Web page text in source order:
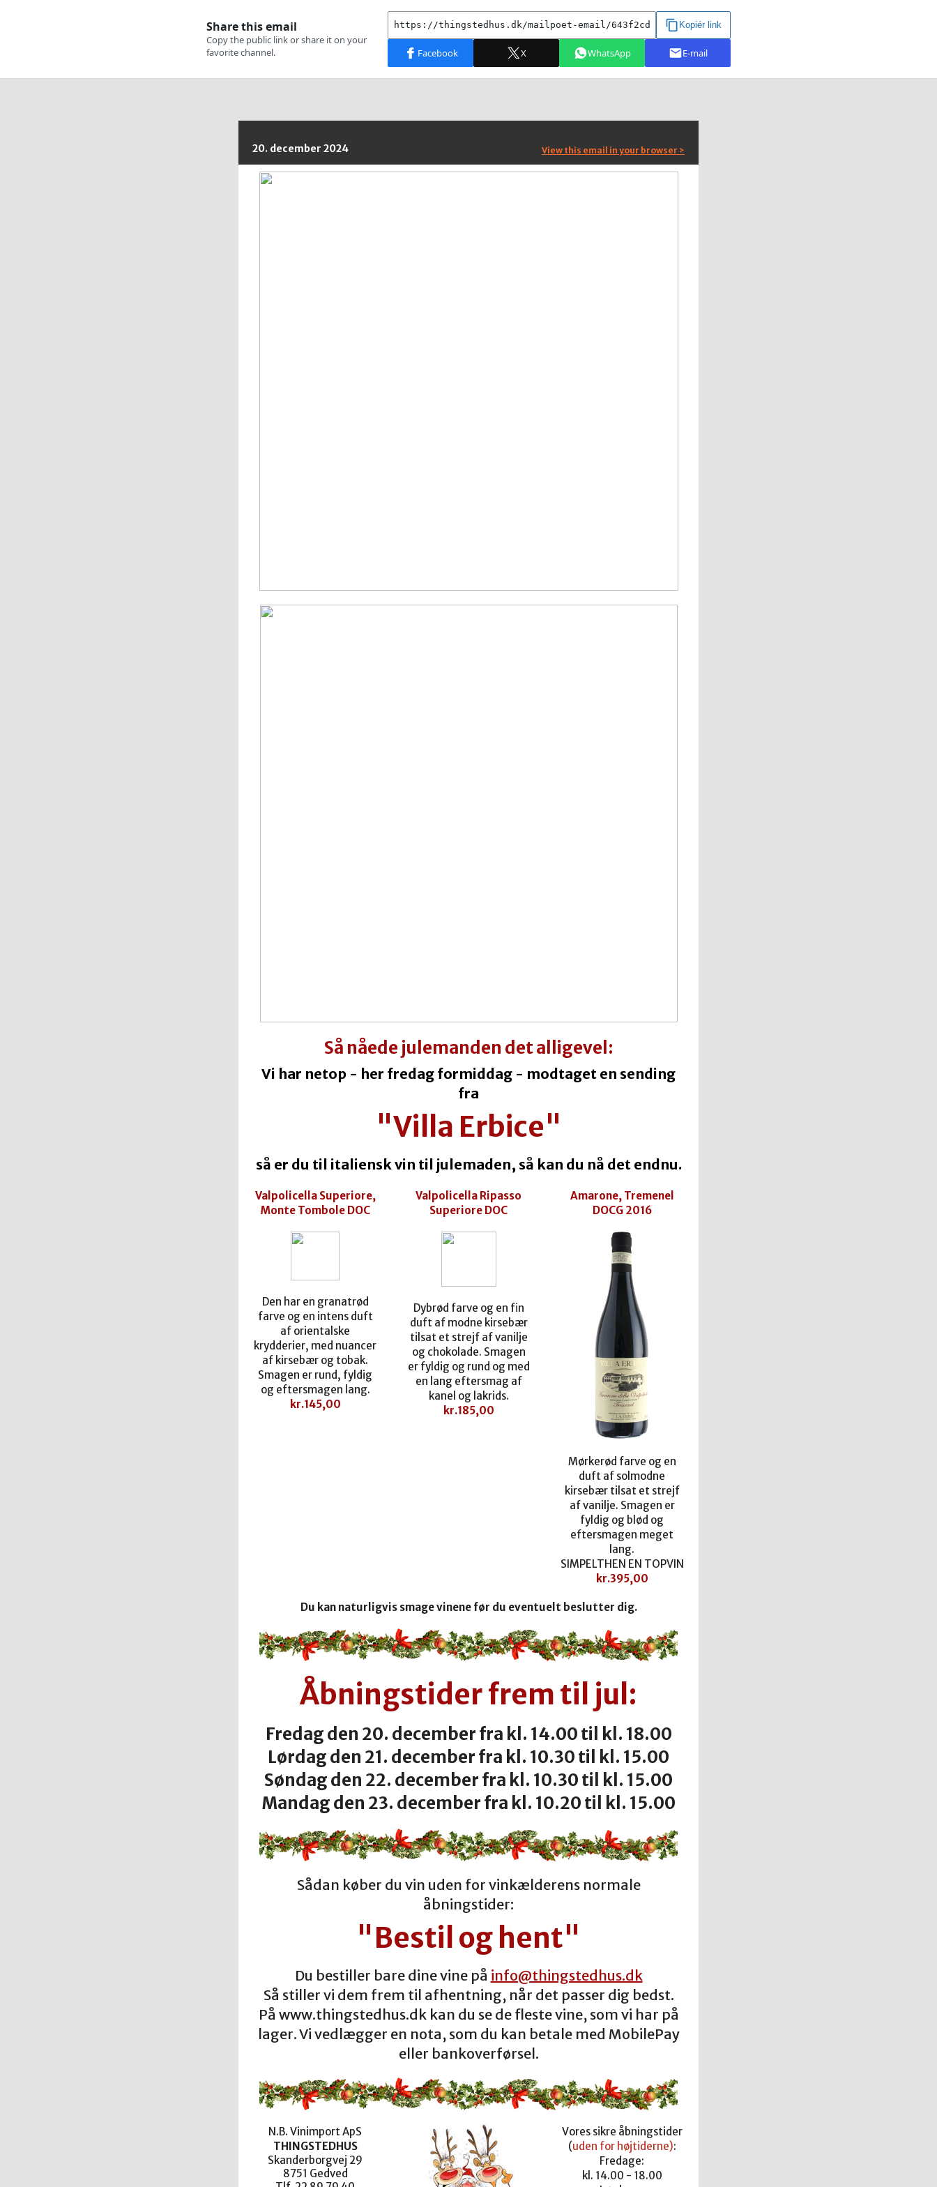
20. december 2024 View this email in your browser >
Så nåede julemanden det alligevel:
Vi har netop - her fredag formiddag - modtaget en sending
fra
"Villa Erbice"
så er du til italiensk vin til julemaden, så kan du nå det endnu.
Valpolicella Superiore,
Monte Tombole DOC
Den har en granatrød
farve og en intens duft
af orientalske
krydderier, med nuancer
af kirsebær og tobak.
Smagen er rund, fyldig
og eftersmagen lang.
kr.145,00
Valpolicella Ripasso
Superiore DOC
Dybrød farve og en fin
duft af modne kirsebær
tilsat et strejf af vanilje
og chokolade. Smagen
er fyldig og rund og med
en lang eftersmag af
kanel og lakrids.
kr.185,00
Amarone, Tremenel
DOCG 2016
Mørkerød farve og en
duft af solmodne
kirsebær tilsat et strejf
af vanilje. Smagen er
fyldig og blød og
eftersmagen meget
lang.
SIMPELTHEN EN TOPVIN
kr.395,00
Du kan naturligvis smage vinene før du eventuelt beslutter dig.
Åbningstider frem til jul:
Fredag den 20. december fra kl. 14.00 til kl. 18.00
Lørdag den 21. december fra kl. 10.30 til kl. 15.00
Søndag den 22. december fra kl. 10.30 til kl. 15.00
Mandag den 23. december fra kl. 10.20 til kl. 15.00
Sådan køber du vin uden for vinkælderens normale
åbningstider:
"Bestil og hent"
Du bestiller bare dine vine på info@thingstedhus.dk
Så stiller vi dem frem til afhentning, når det passer dig bedst.
På www.thingstedhus.dk kan du se de fleste vine, som vi har på
lager. Vi vedlægger en nota, som du kan betale med MobilePay
eller bankoverførsel.
N.B. Vinimport ApS
THINGSTEDHUS
Skanderborgvej 29
8751 Gedved
Vores sikre åbningstider
(uden for højtiderne):
Fredage:
kl. 14.00 - 18.00